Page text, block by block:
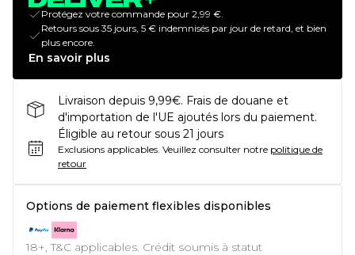
Protégez votre commande pour 2,99 €.
Retours sous 35 jours, 5 € indemnisés par jour de retard, et bien
plus encore.
En savoir plus
Livraison depuis 9,99€. Frais de douane et
d'importation de l'UE ajoutés lors du paiement.
Éligible au retour sous 21 jours
Exclusions applicables. Veuillez consulter notre politique de
retour
Options de paiement flexibles disponibles
18+, T&C applicables. Crédit soumis à statut